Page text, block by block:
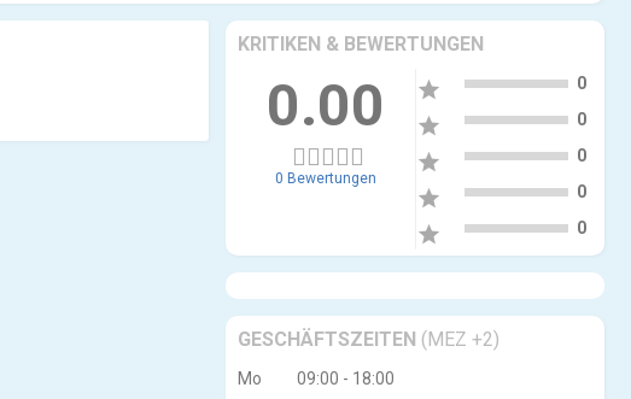
KRITIKEN & BEWERTUNGEN
0.00
0 Bewertungen
star 0
star 0
star 0
star 0
star 0
GESCHÄFTSZEITEN (MEZ +2)
Mo
09:00 - 18:00